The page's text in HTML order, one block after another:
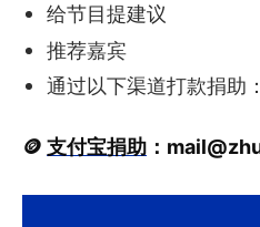
给节目提建议
推荐嘉宾
通过以下渠道打款捐助：
🪙 支付宝捐助 ：